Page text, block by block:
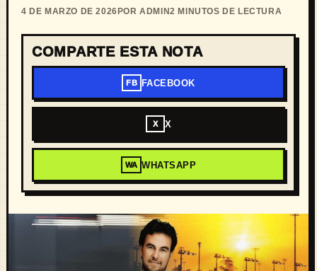
4 DE MARZO DE 2026 POR ADMIN2 MINUTOS DE LECTURA
COMPARTE ESTA NOTA
FB FACEBOOK
X X
WA WHATSAPP